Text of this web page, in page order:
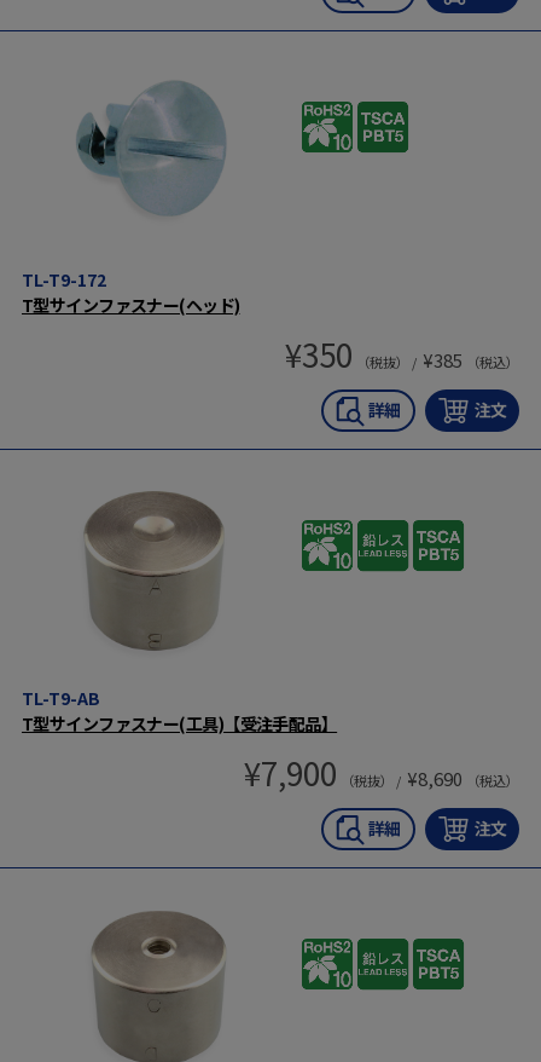
TL-T9-172
T型サインファスナー(ヘッド)
¥350 （税抜） / ¥385 （税込）
TL-T9-AB
T型サインファスナー(工具)【受注手配品】
¥7,900 （税抜） / ¥8,690 （税込）